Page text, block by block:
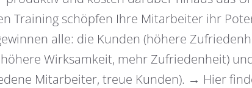
Training schöpfen Ihre Mitarbeiter ihr
alle: die Kunden (höhere
Wirksamkeit, mehr Zufriedenheit)
Mitarbeiter, treue Kunden). → Hier